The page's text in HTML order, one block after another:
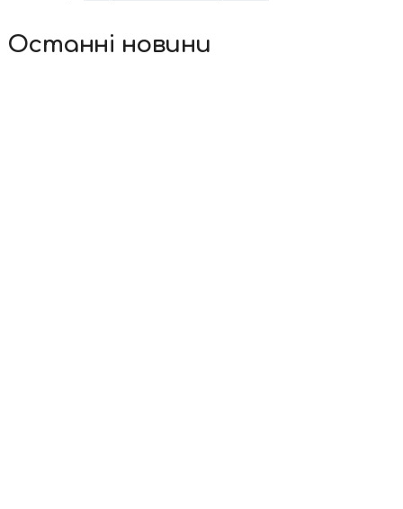
Останні новини